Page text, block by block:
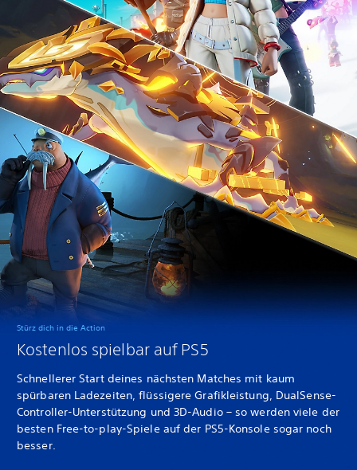
Stürz dich in die Action
Kostenlos spielbar auf PS5
Schnellerer Start deines nächsten Matches mit kaum
spürbaren Ladezeiten, flüssigere Grafikleistung, DualSense-
Controller-Unterstützung und 3D-Audio – so werden viele der
besten Free-to-play-Spiele auf der PS5-Konsole sogar noch
besser.